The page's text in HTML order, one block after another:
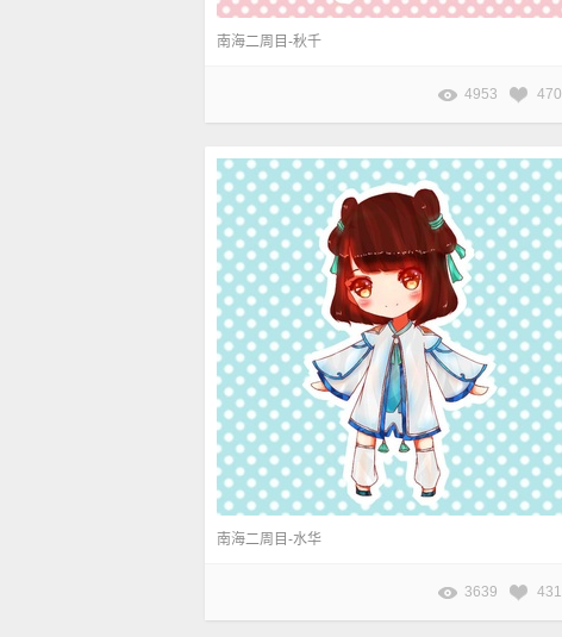
南海二周目-秋千
4953 470
南海二周目-水华
3639 431